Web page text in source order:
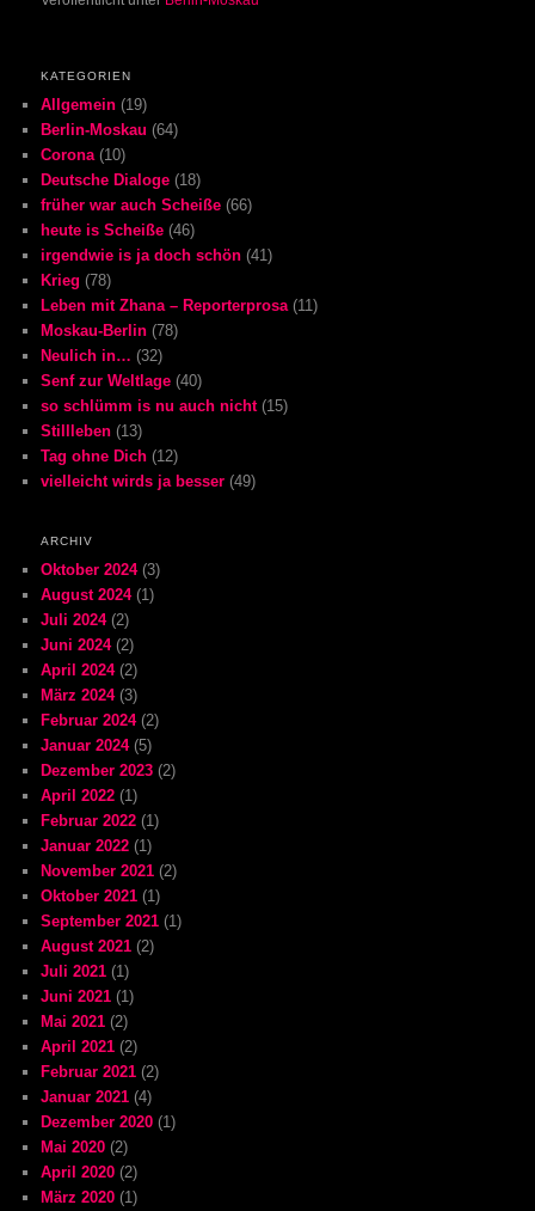
KATEGORIEN
Allgemein (19)
Berlin-Moskau (64)
Corona(10)
Deutsche Dialoge (18)
früher war auch Scheiße (66)
heute is Scheiße (46)
irgendwie is ja doch schön (41)
Krieg (78)
Leben mit Zhana – Reporterprosa(11)
Moskau-Berlin (78)
Neulich in… (32)
Senf zur Weltlage (40)
so schlümm is nu auch nicht(15)
Stillleben (13)
Tag ohne Dich (12)
vielleicht wirds ja besser (49)
ARCHIV
Oktober 2024(3)
August 2024(1)
Juli 2024(2)
Juni 2024(2)
April 2024(2)
März 2024(3)
Februar 2024(2)
Januar 2024(5)
Dezember 2023 (2)
April 2022 (1)
Februar 2022 (1)
Januar 2022 (1)
November 2021 (2)
Oktober 2021 (1)
September 2021 (1)
August 2021 (2)
Juli 2021 (1)
Juni 2021 (1)
Mai 2021 (2)
April 2021 (2)
Februar 2021 (2)
Januar 2021 (4)
Dezember 2020 (1)
Mai 2020 (2)
April 2020 (2)
März 2020 (1)